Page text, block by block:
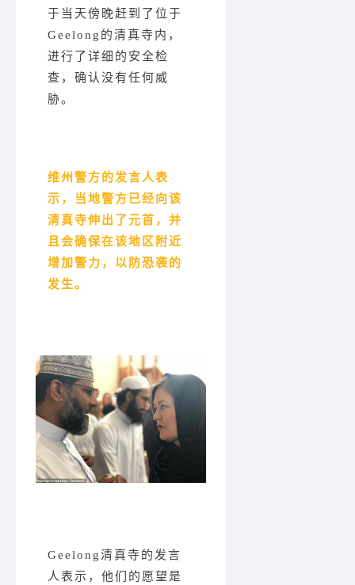
于当天傍晚赶到了位于
Geelong的清真寺内，
进行了详细的安全检
查，确认没有任何威
胁。
维州警方的发言人表
示，当地警方已经向该
清真寺伸出了元首，并
且会确保在该地区附近
增加警力，以防恐袭的
发生。
Geelong清真寺的发言
人表示，他们的愿望是